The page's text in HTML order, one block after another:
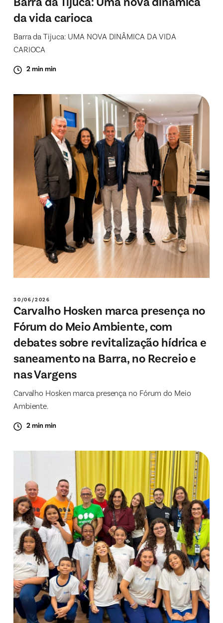
da vida carioca
Barra da Tijuca: UMA NOVA DINÂMICA DA VIDA
CARIOCA
2 min min
30/06/2026
Carvalho Hosken marca presença no
Fórum do Meio Ambiente, com
debates sobre revitalização hídrica e
saneamento na Barra, no Recreio e
nas Vargens
Carvalho Hosken marca presença no Fórum do Meio
Ambiente.
2 min min